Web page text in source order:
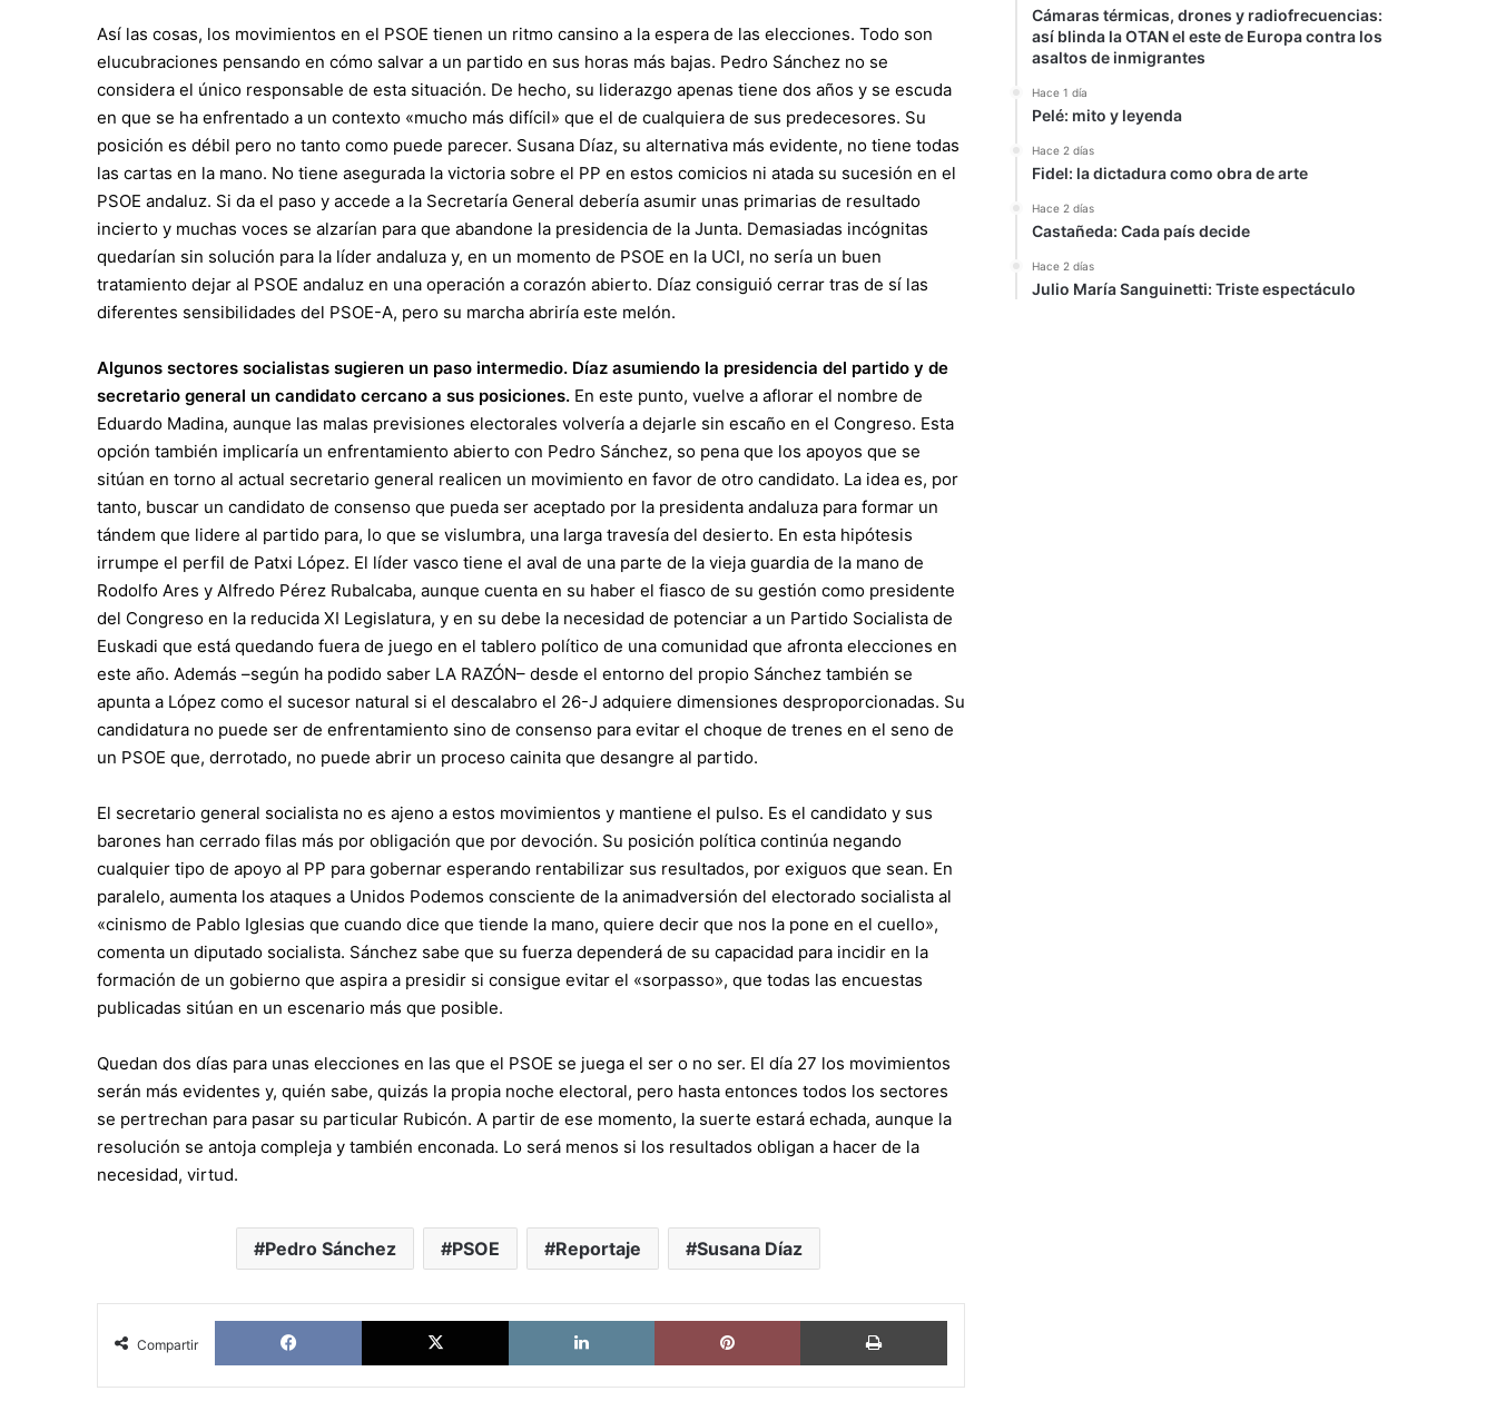
Así las cosas, los movimientos en el PSOE tienen un ritmo cansino a la espera de las elecciones. Todo son
elucubraciones pensando en cómo salvar a un partido en sus horas más bajas. Pedro Sánchez no se
considera el único responsable de esta situación. De hecho, su liderazgo apenas tiene dos años y se escuda
en que se ha enfrentado a un contexto «mucho más difícil» que el de cualquiera de sus predecesores. Su
posición es débil pero no tanto como puede parecer. Susana Díaz, su alternativa más evidente, no tiene todas
las cartas en la mano. No tiene asegurada la victoria sobre el PP en estos comicios ni atada su sucesión en el
PSOE andaluz. Si da el paso y accede a la Secretaría General debería asumir unas primarias de resultado
incierto y muchas voces se alzarían para que abandone la presidencia de la Junta. Demasiadas incógnitas
quedarían sin solución para la líder andaluza y, en un momento de PSOE en la UCI, no sería un buen
tratamiento dejar al PSOE andaluz en una operación a corazón abierto. Díaz consiguió cerrar tras de sí las
diferentes sensibilidades del PSOE-A, pero su marcha abriría este melón.
Algunos sectores socialistas sugieren un paso intermedio. Díaz asumiendo la presidencia del partido y de
secretario general un candidato cercano a sus posiciones. En este punto, vuelve a aflorar el nombre de
Eduardo Madina, aunque las malas previsiones electorales volvería a dejarle sin escaño en el Congreso. Esta
opción también implicaría un enfrentamiento abierto con Pedro Sánchez, so pena que los apoyos que se
sitúan en torno al actual secretario general realicen un movimiento en favor de otro candidato. La idea es, por
tanto, buscar un candidato de consenso que pueda ser aceptado por la presidenta andaluza para formar un
tándem que lidere al partido para, lo que se vislumbra, una larga travesía del desierto. En esta hipótesis
irrumpe el perfil de Patxi López. El líder vasco tiene el aval de una parte de la vieja guardia de la mano de
Rodolfo Ares y Alfredo Pérez Rubalcaba, aunque cuenta en su haber el fiasco de su gestión como presidente
del Congreso en la reducida XI Legislatura, y en su debe la necesidad de potenciar a un Partido Socialista de
Euskadi que está quedando fuera de juego en el tablero político de una comunidad que afronta elecciones en
este año. Además –según ha podido saber LA RAZÓN– desde el entorno del propio Sánchez también se
apunta a López como el sucesor natural si el descalabro el 26-J adquiere dimensiones desproporcionadas. Su
candidatura no puede ser de enfrentamiento sino de consenso para evitar el choque de trenes en el seno de
un PSOE que, derrotado, no puede abrir un proceso cainita que desangre al partido.
El secretario general socialista no es ajeno a estos movimientos y mantiene el pulso. Es el candidato y sus
barones han cerrado filas más por obligación que por devoción. Su posición política continúa negando
cualquier tipo de apoyo al PP para gobernar esperando rentabilizar sus resultados, por exiguos que sean. En
paralelo, aumenta los ataques a Unidos Podemos consciente de la animadversión del electorado socialista al
«cinismo de Pablo Iglesias que cuando dice que tiende la mano, quiere decir que nos la pone en el cuello»,
comenta un diputado socialista. Sánchez sabe que su fuerza dependerá de su capacidad para incidir en la
formación de un gobierno que aspira a presidir si consigue evitar el «sorpasso», que todas las encuestas
publicadas sitúan en un escenario más que posible.
Quedan dos días para unas elecciones en las que el PSOE se juega el ser o no ser. El día 27 los movimientos
serán más evidentes y, quién sabe, quizás la propia noche electoral, pero hasta entonces todos los sectores
se pertrechan para pasar su particular Rubicón. A partir de ese momento, la suerte estará echada, aunque la
resolución se antoja compleja y también enconada. Lo será menos si los resultados obligan a hacer de la
necesidad, virtud.
Pedro Sánchez PSOE Reportaje Susana Díaz
Compartir
Facebook X LinkedIn Pinterest Imprimir
Cámaras térmicas, drones y radiofrecuencias:
así blinda la OTAN el este de Europa contra los
asaltos de inmigrantes
Hace 1 día
Pelé: mito y leyenda
Hace 2 días
Fidel: la dictadura como obra de arte
Hace 2 días
Castañeda: Cada país decide
Hace 2 días
Julio María Sanguinetti: Triste espectáculo